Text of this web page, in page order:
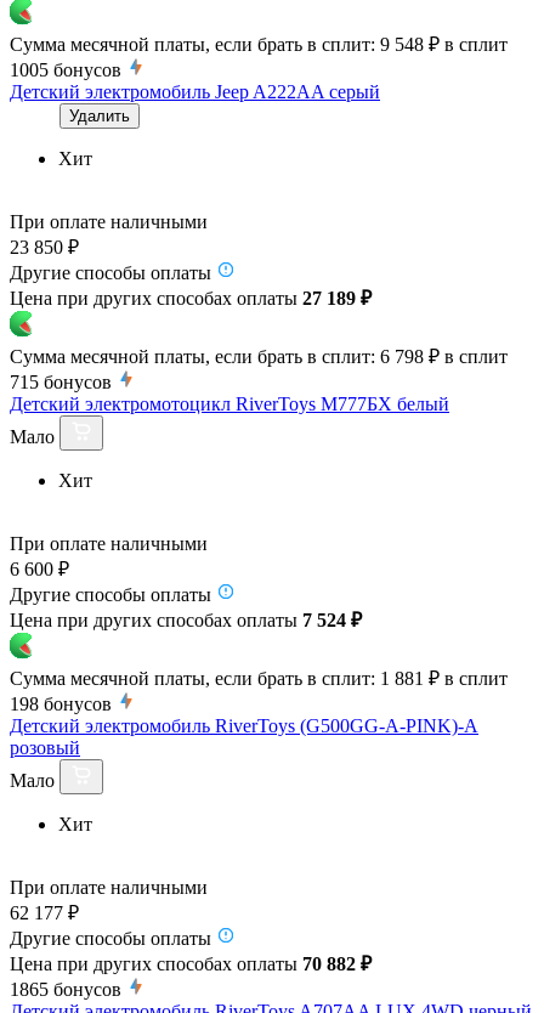
Сумма месячной платы, если брать в сплит: 9 548 ₽ в сплит
1005 бонусов
Детский электромобиль Jeep A222AA серый
Удалить
Хит
При оплате наличными
23 850 ₽
Другие способы оплаты
Цена при других способах оплаты 27 189 ₽
Сумма месячной платы, если брать в сплит: 6 798 ₽ в сплит
715 бонусов
Детский электромотоцикл RiverToys М777БХ белый
Мало
Хит
При оплате наличными
6 600 ₽
Другие способы оплаты
Цена при других способах оплаты 7 524 ₽
Сумма месячной платы, если брать в сплит: 1 881 ₽ в сплит
198 бонусов
Детский электромобиль RiverToys (G500GG-A-PINK)-A
розовый
Мало
Хит
При оплате наличными
62 177 ₽
Другие способы оплаты
Цена при других способах оплаты 70 882 ₽
1865 бонусов